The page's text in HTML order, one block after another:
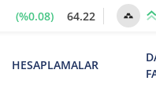
(%0.08) 64.22
HESAPLAMALAR